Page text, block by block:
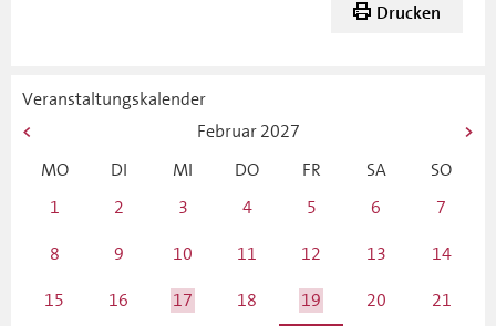
Drucken
Veranstaltungskalender
Februar 2027
MO
DI MI DO FR SA
SO
1
2 3 4 5 6
7
8
9 10 11 12 13
14
15
16 17 18 19 20
21